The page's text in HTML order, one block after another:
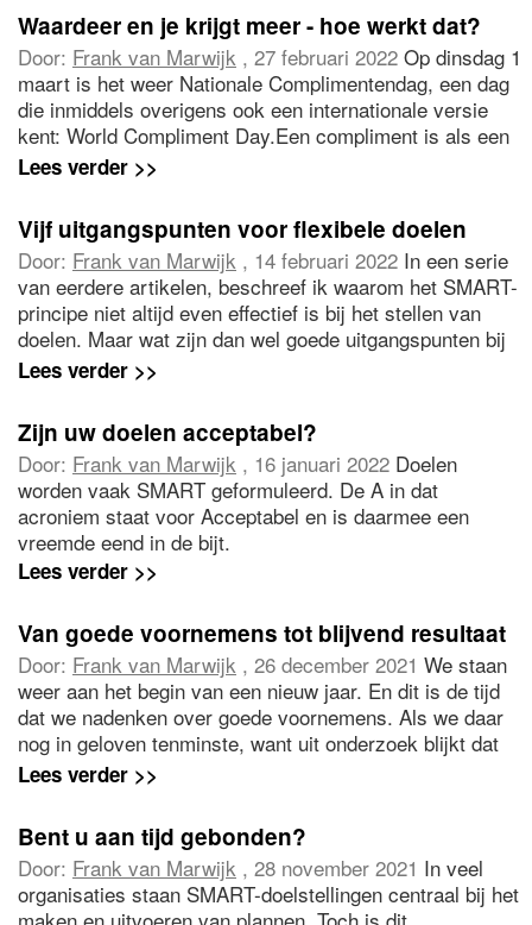
Waardeer en je krijgt meer - hoe werkt dat?
Door: Frank van Marwijk , 27 februari 2022 Op dinsdag 1
maart is het weer Nationale Complimentendag, een dag
die inmiddels overigens ook een internationale versie
kent: World Compliment Day.Een compliment is als een
cadeautje. En net als bij een cadeautje voel je je vaak
nog beter als je er een geeft, dan wanneer je er een
krijgt.
Lees verder >>
Vijf uitgangspunten voor flexibele doelen
Door: Frank van Marwijk , 14 februari 2022 In een serie
van eerdere artikelen, beschreef ik waarom het SMART-
principe niet altijd even effectief is bij het stellen van
doelen. Maar wat zijn dan wel goede uitgangspunten bij
het stellen van doelen?, vraagt u zich misschien af.
Lees verder >>
Zijn uw doelen acceptabel?
Door: Frank van Marwijk , 16 januari 2022 Doelen
worden vaak SMART geformuleerd. De A in dat
acroniem staat voor Acceptabel en is daarmee een
vreemde eend in de bijt.
Lees verder >>
Van goede voornemens tot blijvend resultaat
Door: Frank van Marwijk , 26 december 2021 We staan
weer aan het begin van een nieuw jaar. En dit is de tijd
dat we nadenken over goede voornemens. Als we daar
nog in geloven tenminste, want uit onderzoek blijkt dat
maar weinig mensen op lange termijn volhouden wat ze
zich hebben voorgenomen. Waar komt dat door?
Lees verder >>
Bent u aan tijd gebonden?
Door: Frank van Marwijk , 28 november 2021 In veel
organisaties staan SMART-doelstellingen centraal bij het